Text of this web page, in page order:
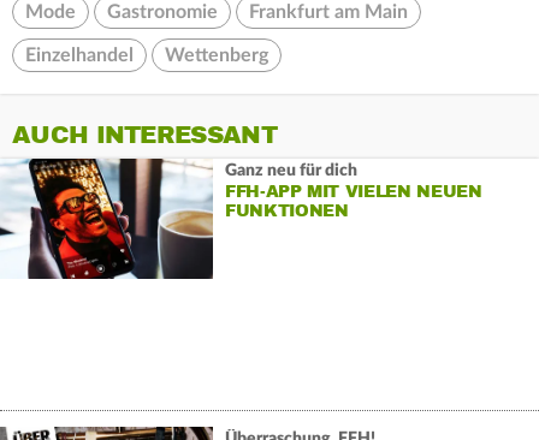
Mode Gastronomie Frankfurt am Main
Einzelhandel Wettenberg
AUCH INTERESSANT
Ganz neu für dich
FFH-APP MIT VIELEN NEUEN
FUNKTIONEN